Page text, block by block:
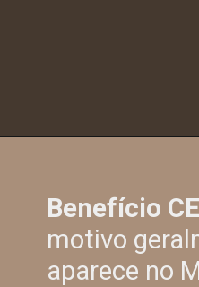
Benefício
motivo
aparece no